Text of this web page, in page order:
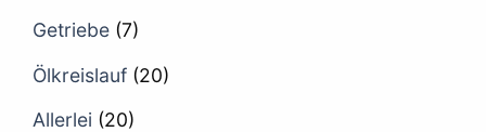
Getriebe (7)
Ölkreislauf (20)
Allerlei (20)